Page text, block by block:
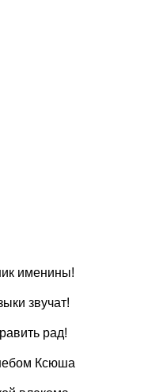
именины!
звучат!
рад!
Ксюша